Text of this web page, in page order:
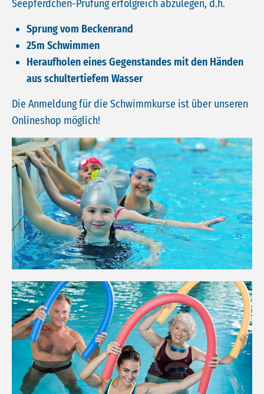
Seepferdchen-Prüfung erfolgreich abzulegen, d.h.
Sprung vom Beckenrand
25m Schwimmen
Heraufholen eines Gegenstandes mit den Händen
aus schultertiefem Wasser
Die Anmeldung für die Schwimmkurse ist über unseren
Onlineshop möglich!